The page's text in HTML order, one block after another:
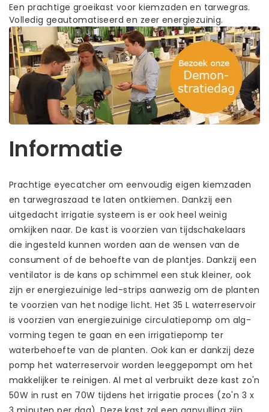
Een prachtige groeikast voor kiemzaden en tarwegras.
Volledig geautomatiseerd en zeer energiezuinig.
Informatie
Prachtige eyecatcher om eenvoudig eigen kiemzaden
en tarwegraszaad te laten ontkiemen. Dankzij een
uitgedacht irrigatie systeem is er ook heel weinig
omkijken naar. De kast is voorzien van tijdschakelaars
die ingesteld kunnen worden aan de wensen van de
consument of de behoefte van de plantjes. Dankzij een
ventilator is de kans op schimmel een stuk kleiner, ook
zijn er energiezuinige led-strips aanwezig om de planten
te voorzien van het nodige licht. Het 35 L waterreservoir
is voorzien van energiezuinige circulatiepomp om alg-
vorming tegen te gaan en een irrigatiepomp ter
waterbehoefte van de planten. Ook kan er dankzij deze
pomp het waterreservoir worden leeggepompt om het
makkelijker te reinigen. Al met al verbruikt deze kast zo'n
50W in rust en 70W tijdens het irrigatie proces (zo'n 3 x